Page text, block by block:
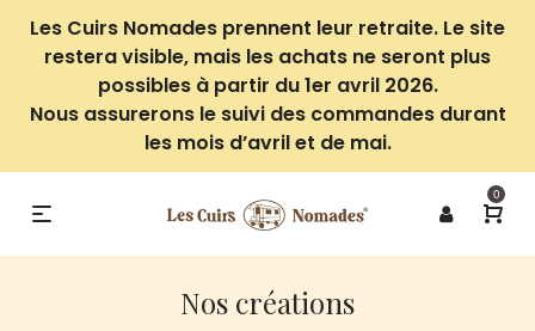
Les Cuirs Nomades prennent leur retraite. Le site
restera visible, mais les achats ne seront plus
possibles à partir du 1er avril 2026.
Nous assurerons le suivi des commandes durant
les mois d’avril et de mai.
0
Nos créations